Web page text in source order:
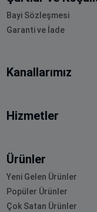
Bayi Sözleşmesi
Garanti ve İade
Kanallarımız
Hizmetler
Ürünler
Yeni Gelen Ürünler
Popüler Ürünler
Çok Satan Ürünler